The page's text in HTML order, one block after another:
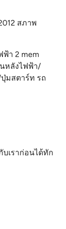
สภาพ
ฟ้า 2 mem
หลังไฟฟ้า/
มสตาร์ท รถ
บเราก่อนได้ทัก